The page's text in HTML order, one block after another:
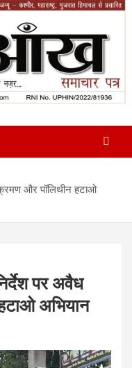
और पॉलिथीन हटाओ
पर अवैध
अभियान